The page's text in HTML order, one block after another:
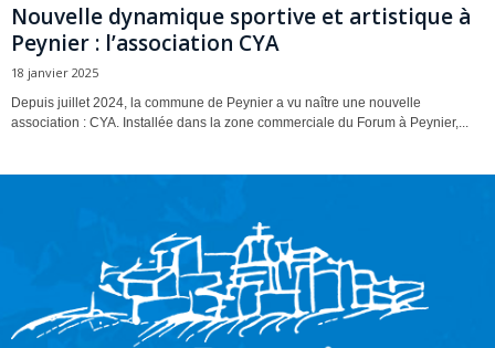
Nouvelle dynamique sportive et artistique à
Peynier : l’association CYA
18 janvier 2025
Depuis juillet 2024, la commune de Peynier a vu naître une nouvelle
association : CYA. Installée dans la zone commerciale du Forum à Peynier,...